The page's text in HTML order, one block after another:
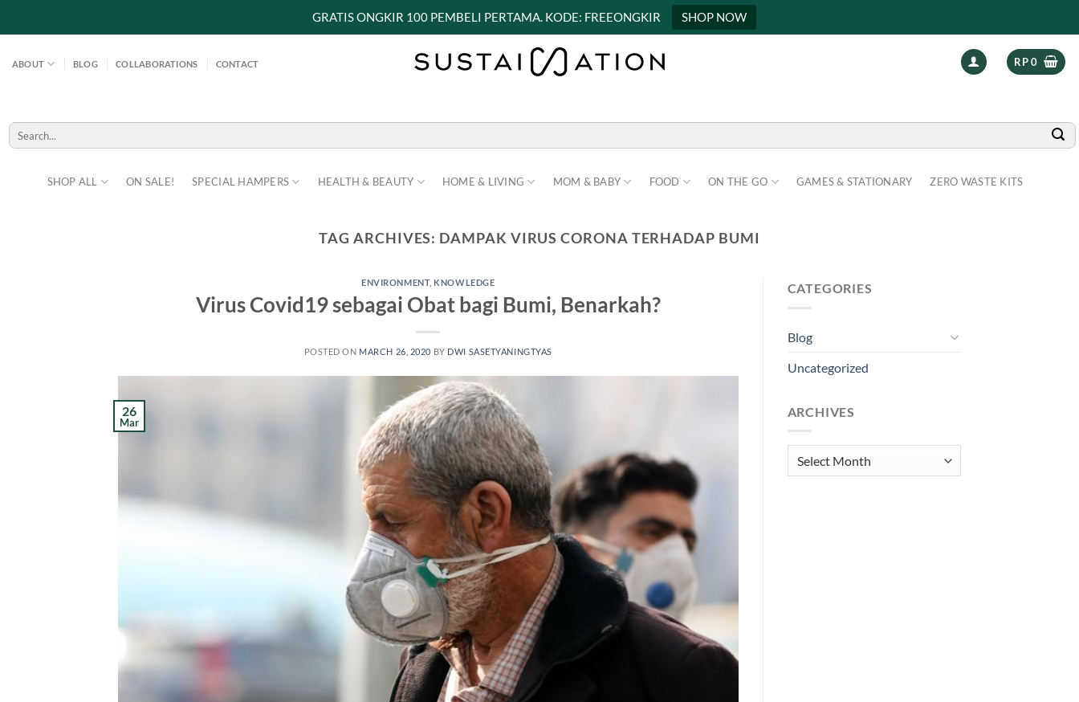
GRATIS ONGKIR 100 PEMBELI PERTAMA. KODE: FREEONGKIR SHOP NOW
ABOUT BLOG COLLABORATIONS CONTACT RP0
SHOP ALL ON SALE! SPECIAL HAMPERS HEALTH & BEAUTY HOME & LIVING MOM & BABY FOOD ON THE GO GAMES & STATIONARY ZERO WASTE KITS
Search
for:
TAG ARCHIVES: DAMPAK VIRUS CORONA TERHADAP BUMI
ENVIRONMENT, KNOWLEDGE
Virus Covid19 sebagai Obat bagi Bumi, Benarkah?
POSTED ON MARCH 26, 2020 BY DWI SASETYANINGTYAS
26
Mar
CATEGORIES
Blog
Uncategorized
ARCHIVES